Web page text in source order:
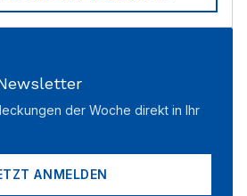
der Woche direkt in Ihr
ANMELDEN